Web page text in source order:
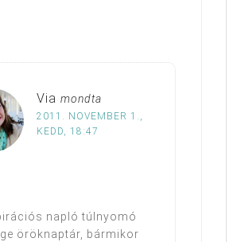
Via mondta
2011. NOVEMBER 1.,
KEDD, 18:47
napló túlnyomó
öröknaptár, bármikor